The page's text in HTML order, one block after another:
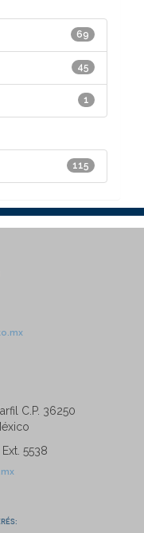
69
45
1
115
C.P. 36250
5538